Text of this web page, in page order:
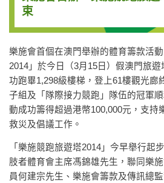
束
樂施會首個在澳門舉辦的體育籌款活
2014」於今日（3月15日）假澳門旅
功跑畢1,298級樓梯，登上61樓觀光廊
子組及「隊際接力競跑」隊伍的冠軍
動成功籌得超過港幣100,000元，支持
救災及倡議工作。
「樂施競跑旅遊塔2014」今早舉行起
肢者體育會主席馮錦雄先生，聯同樂
員何建宗先生、樂施會籌款及傳訊總